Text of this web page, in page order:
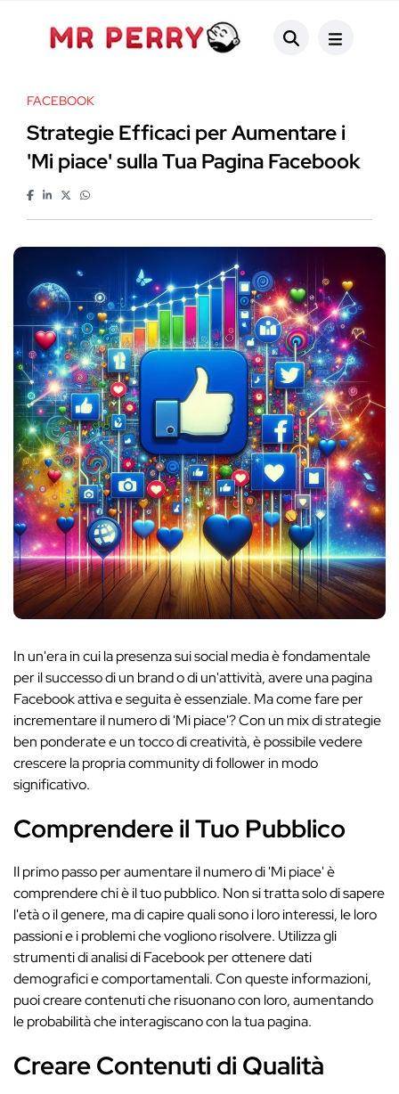
FACEBOOK
Strategie Efficaci per Aumentare i
'Mi piace' sulla Tua Pagina Facebook
In un'era in cui la presenza sui social media è fondamentale
per il successo di un brand o di un'attività, avere una pagina
Facebook attiva e seguita è essenziale. Ma come fare per
incrementare il numero di 'Mi piace'? Con un mix di strategie
ben ponderate e un tocco di creatività, è possibile vedere
crescere la propria community di follower in modo
significativo.
Comprendere il Tuo Pubblico
Il primo passo per aumentare il numero di 'Mi piace' è
comprendere chi è il tuo pubblico. Non si tratta solo di sapere
l'età o il genere, ma di capire quali sono i loro interessi, le loro
passioni e i problemi che vogliono risolvere. Utilizza gli
strumenti di analisi di Facebook per ottenere dati
demografici e comportamentali. Con queste informazioni,
puoi creare contenuti che risuonano con loro, aumentando
le probabilità che interagiscano con la tua pagina.
Creare Contenuti di Qualità